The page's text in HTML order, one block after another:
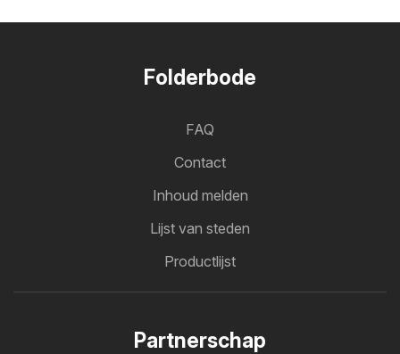
Folderbode
FAQ
Contact
Inhoud melden
Lijst van steden
Productlijst
Partnerschap